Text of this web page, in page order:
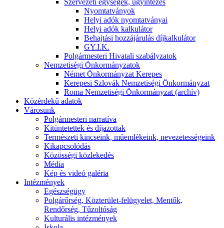
Szervezeti egységek, ügyintézés
Nyomtatványok
Helyi adók nyomtatványai
Helyi adók kalkulátor
Behajtási hozzájárulás díjkalkulátor
GY.I.K.
Polgármesteri Hivatali szabályzatok
Nemzetiségi Önkormányzatok
Német Önkormányzat Kerepes
Kerepesi Szlovák Nemzetiségi Önkormányzat
Roma Nemzetiségi Önkormányzat (archív)
Közérdekű adatok
Városunk
Polgármesteri narratíva
Kitüntetettek és díjazottak
Természeti kincseink, műemlékeink, nevezetességeink
Kikapcsolódás
Közösségi közlekedés
Média
Kép és videó galéria
Intézmények
Egészségügy
Polgárőrség, Közterület-felügyelet, Mentők,
Rendőrség, Tűzoltóság
Kulturális intézmények